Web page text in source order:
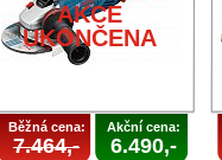
AKCE
UKONČENA
Běžná cena:
7.464,-
Akční cena:
6.490,-